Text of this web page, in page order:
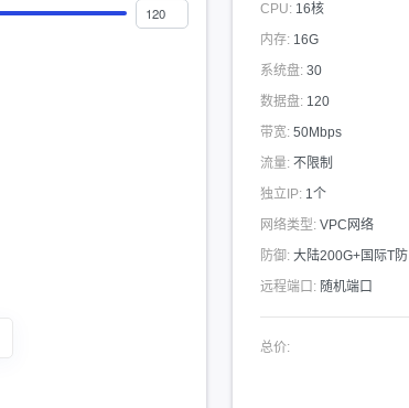
CPU: 16核
内存: 16G
系统盘: 30
数据盘: 120
带宽: 50Mbps
流量: 不限制
独立IP: 1个
网络类型: VPC网络
防御: 大陆200G+国际T防
远程端口: 随机端口
总价: